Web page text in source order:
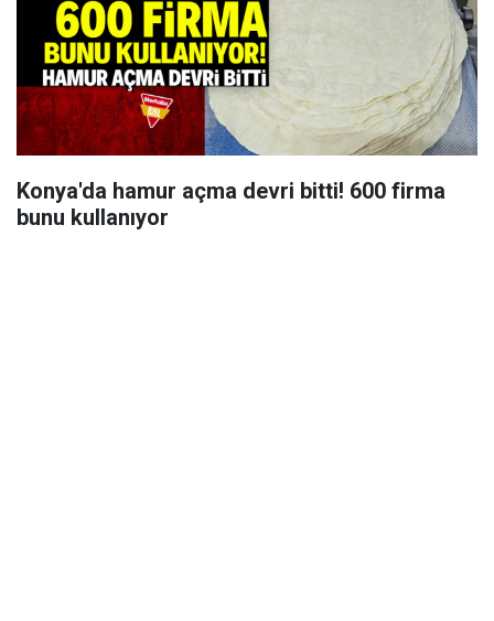
Konya'da hamur açma devri bitti! 600 firma
bunu kullanıyor